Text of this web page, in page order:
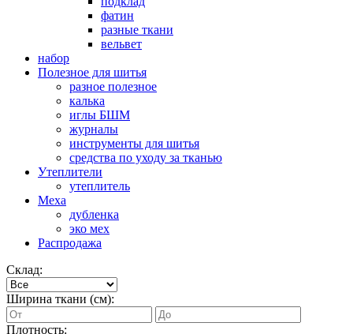
фатин
разные ткани
вельвет
набор
Полезное для шитья
разное полезное
калька
иглы БШМ
журналы
инструменты для шитья
средства по уходу за тканью
Утеплители
утеплитель
Меха
дубленка
эко мех
Распродажа
Склад:
Ширина ткани (см):
Плотность: